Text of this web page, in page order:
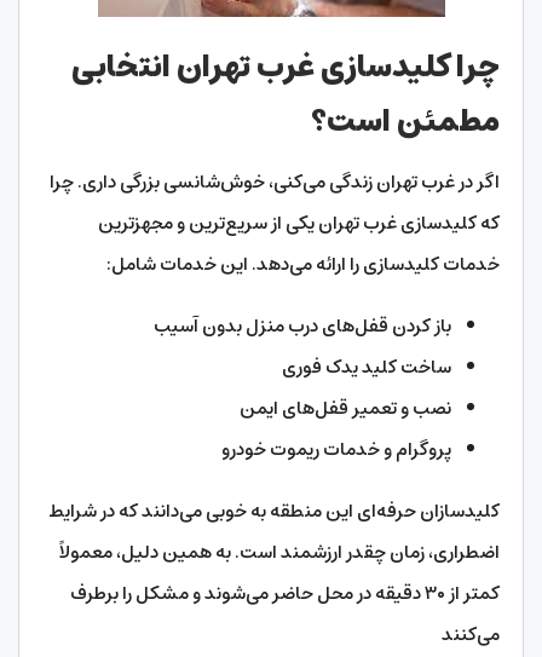
چرا کلیدسازی غرب تهران انتخابی
مطمئن است؟
اگر در غرب تهران زندگی می‌کنی، خوش‌شانسی بزرگی داری. چرا
که کلیدسازی غرب تهران یکی از سریع‌ترین و مجهزترین
خدمات کلیدسازی را ارائه می‌دهد. این خدمات شامل:
باز کردن قفل‌های درب منزل بدون آسیب
ساخت کلید یدک فوری
نصب و تعمیر قفل‌های ایمن
پروگرام و خدمات ریموت خودرو
کلیدسازان حرفه‌ای این منطقه به خوبی می‌دانند که در شرایط
اضطراری، زمان چقدر ارزشمند است. به همین دلیل، معمولاً
کمتر از ۳۰ دقیقه در محل حاضر می‌شوند و مشکل را برطرف
می‌کنند